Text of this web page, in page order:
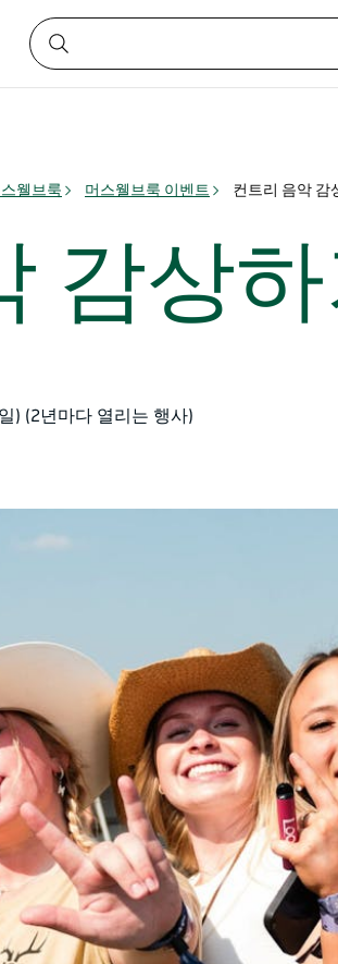
웰브룩 머스웰브룩 이벤트 컨트리 음악 감
감상하
) (2년마다 열리는 행사)